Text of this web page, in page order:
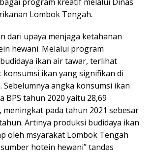
Lombok Tengah.
dari upaya menjaga ketahanan
hewani. Melalui program
ikan air tawar, terlihat
ikan yang signifikan di
Sebelumnya angka konsumsi ikan
BPS tahun 2020 yaitu 28,69
pada tahun 2021 sebesar
Artinya produksi budidaya ikan
oleh msyarakat Lombok Tengah
hotein hewani” tandas